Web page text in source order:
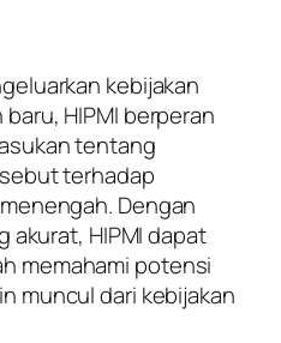
kebijakan
HIPMI berperan
tentang
terhadap
Dengan
akurat, HIPMI dapat
memahami potensi
muncul dari kebijakan